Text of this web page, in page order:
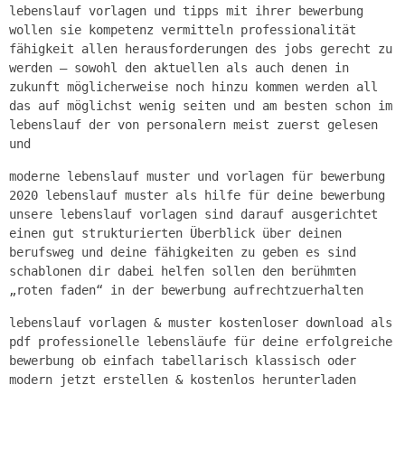
lebenslauf vorlagen und tipps mit ihrer bewerbung
wollen sie kompetenz vermitteln professionalität
fähigkeit allen herausforderungen des jobs gerecht zu
werden – sowohl den aktuellen als auch denen in
zukunft möglicherweise noch hinzu kommen werden all
das auf möglichst wenig seiten und am besten schon im
lebenslauf der von personalern meist zuerst gelesen
und
moderne lebenslauf muster und vorlagen für bewerbung
2020 lebenslauf muster als hilfe für deine bewerbung
unsere lebenslauf vorlagen sind darauf ausgerichtet
einen gut strukturierten Überblick über deinen
berufsweg und deine fähigkeiten zu geben es sind
schablonen dir dabei helfen sollen den berühmten
„roten faden“ in der bewerbung aufrechtzuerhalten
lebenslauf vorlagen & muster kostenloser download als
pdf professionelle lebensläufe für deine erfolgreiche
bewerbung ob einfach tabellarisch klassisch oder
modern jetzt erstellen & kostenlos herunterladen